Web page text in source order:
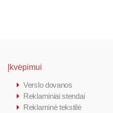
Įkvėpimui
Verslo dovanos
Reklaminiai stendai
Reklaminė tekstilė